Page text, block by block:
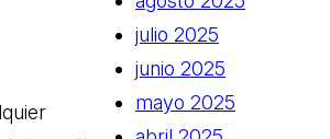
julio 2025
junio 2025
mayo 2025